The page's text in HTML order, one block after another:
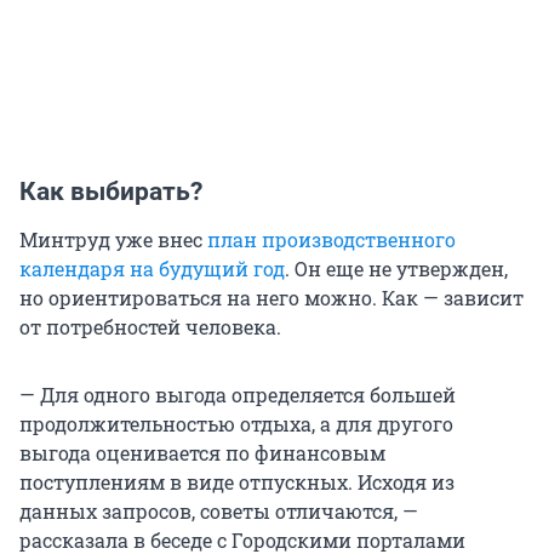
Как выбирать?
Минтруд уже внесплан производственного
календаря на будущий год. Он еще не утвержден,
но ориентироваться на него можно. Как — зависит
от потребностей человека.
— Для одного выгода определяется большей
продолжительностью отдыха, а для другого
выгода оценивается по финансовым
поступлениям в виде отпускных. Исходя из
данных запросов, советы отличаются, —
рассказала в беседе с Городскими порталами